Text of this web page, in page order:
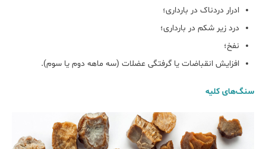
ادرار دردناک در بارداری؛
درد زیر شکم در بارداری؛
نفخ؛
افزایش انقباضات یا گرفتگی عضلات (سه ماهه دوم یا سوم).
سنگ‌های کلیه